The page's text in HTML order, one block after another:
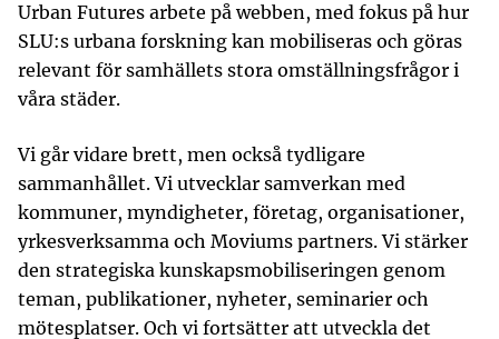
Urban Futures arbete på webben, med fokus på hur
SLU:s urbana forskning kan mobiliseras och göras
relevant för samhällets stora omställningsfrågor i
våra städer.
Vi går vidare brett, men också tydligare
sammanhållet. Vi utvecklar samverkan med
kommuner, myndigheter, företag, organisationer,
yrkesverksamma och Moviums partners. Vi stärker
den strategiska kunskapsmobiliseringen genom
teman, publikationer, nyheter, seminarier och
mötesplatser. Och vi fortsätter att utveckla det